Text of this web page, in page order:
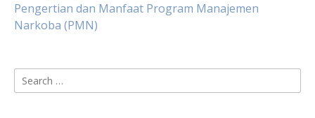
Pengertian dan Manfaat Program Manajemen
Narkoba (PMN)
Search
for: